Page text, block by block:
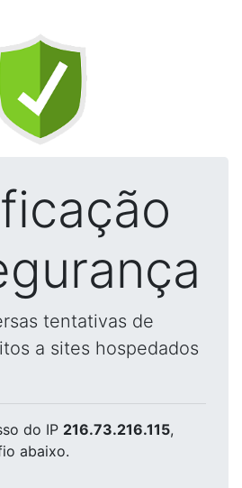
tentativas de
a sites hospedados
do IP 216.73.216.115,
abaixo.